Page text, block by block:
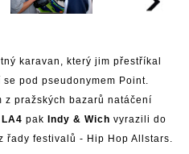
karavan, který jim přestříkal
pod pseudonymem Point.
z pražských bazarů natáčení
LA4 pak Indy & Wich vyrazili do
řady festivalů - Hip Hop Allstars.